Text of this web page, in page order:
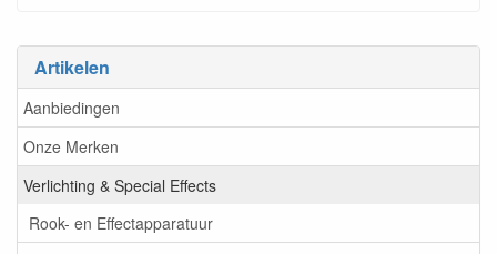
Artikelen
Aanbiedingen
Onze Merken
Verlichting & Special Effects
Rook- en Effectapparatuur